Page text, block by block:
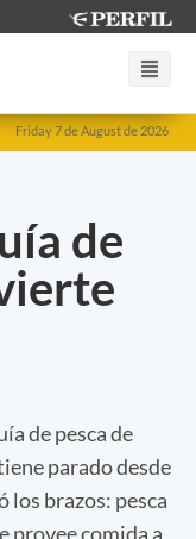
Friday 7 de August de 2026
de
de pesca de
parado desde
los brazos: pesca
provee comida a